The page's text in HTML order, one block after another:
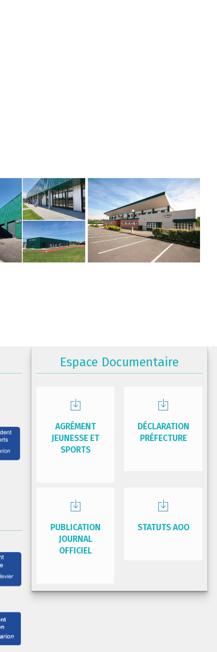
Espace Documentaire
AGRÉMENT
JEUNESSE ET
SPORTS
DÉCLARATION
PRÉFECTURE
PUBLICATION
JOURNAL
OFFICIEL
STATUTS AOO